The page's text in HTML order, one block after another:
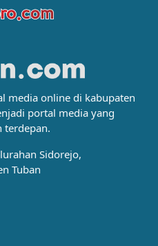
media online di kabupaten
portal media yang
terdepan.
Sidorejo,
Tuban